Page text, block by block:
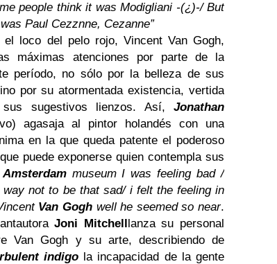
people think it was Modigliani -(¿)-/ But
Paul Cezznne, Cezanne”
el loco del pelo rojo, Vincent Van Gogh,
máximas atenciones por parte de la
período, no sólo por la belleza de sus
por su atormentada existencia, vertida
sugestivos lienzos. Así, Jonathan
agasaja al pintor holandés con una
en la que queda patente el poderoso
puede exponerse quien contempla sus
Amsterdammuseum I was feeling bad /
not to be that sad/ i felt the feeling in
Van Gogh well he seemed so near.
Joni Mitchelllanza su personal
Van Gogh y su arte, describiendo de
indigola incapacidad de la gente